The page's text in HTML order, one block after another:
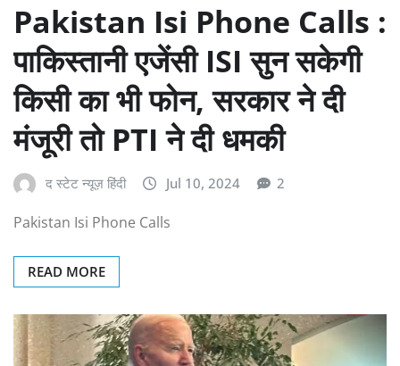
Pakistan Isi Phone Calls :
पाकिस्तानी एजेंसी ISI सुन सकेगी
किसी का भी फोन, सरकार ने दी
मंजूरी तो PTI ने दी धमकी
द स्टेट न्यूज़ हिंदी Jul 10, 2024 2
Pakistan Isi Phone Calls
READ MORE